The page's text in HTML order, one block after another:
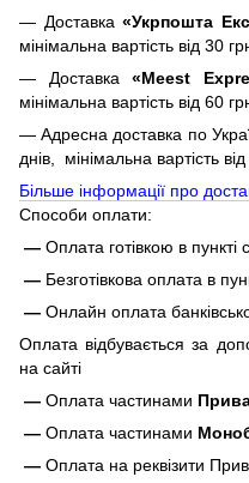
— Доставка«Укрпошта
мінімальна вартість від 30
— Доставка«Meest
мінімальна вартість від 60
— Адресна доставка по
днів, мінімальна вартість
Більше інформації про
Способи оплати:
— Оплата готівкою в пункті
— Безготівкова оплата в
— Онлайн оплата
Оплата відбувається за
на сайті
— Оплата частинами
— Оплата частинами
— Оплата на реквізити